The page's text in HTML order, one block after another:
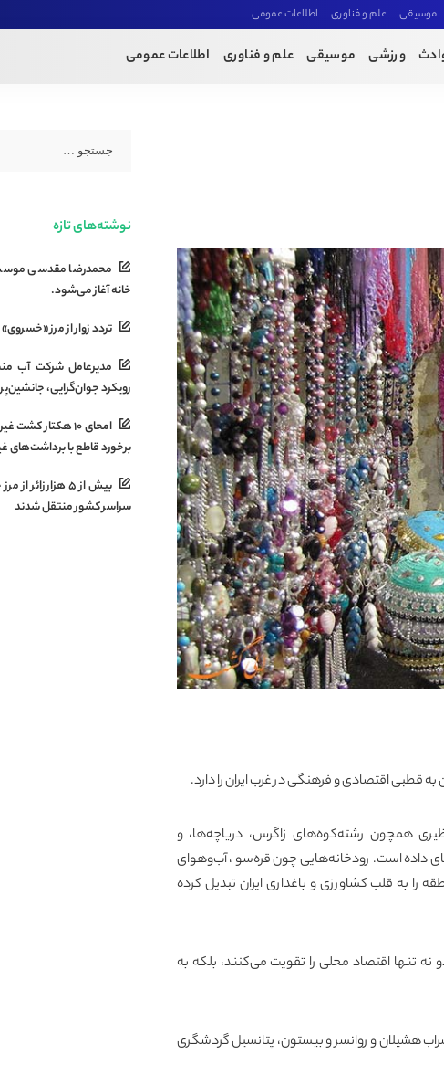
موسیقی علم و فناوری اطلاعات عمومی
ورزشی موسیقی علم و فناوری اطلاعات عمومی
به قطبی اقتصادی و فرهنگی در غرب ایران را دارد.
همچون رشته‌کوه‌های زاگرس، دریاچه‌ها، و
داده است. رودخانه‌هایی چون قره‌سو ، آب‌وهوای
را به قلب کشاورزی و باغداری ایران تبدیل کرده
تنها اقتصاد محلی را تقویت می‌کنند، بلکه به
هشیلان و روانسر و بیستون، پتانسیل گردشگری
نوشته‌های تازه
محمدرضا مقدسی موسس
خانه آغاز می‌شود.
تردد زوار از مرز
مدیرعامل شرکت آب
رویکرد جوان‌گرایی،
امحای ۱۰ هکتار
برخورد قاطع با برداشت‌های
بیش از ۵ هزار
سراسر کشور منتقل شدند